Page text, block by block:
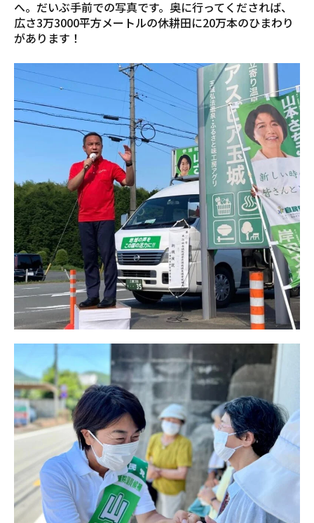
へ。だいぶ手前での写真です。奥に行ってくだされば、
広さ3万3000平方メートルの休耕田に20万本のひまわり
があります！